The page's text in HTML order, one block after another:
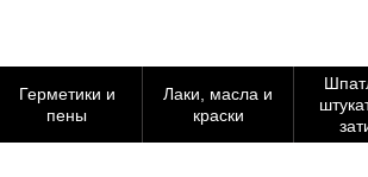
Герметики и
пены
Лаки, масла и
краски